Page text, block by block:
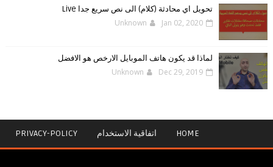
تحويل اي محادثة (كلام) الى نص سريع جدا Live
Unknown Jan 02, 2020
لماذا قد يكون هاتف الموبايل الارخص هو الافضل
Unknown Dec 29, 2019
HOME اتفاقية الاستخدام PRIVACY-POLICY